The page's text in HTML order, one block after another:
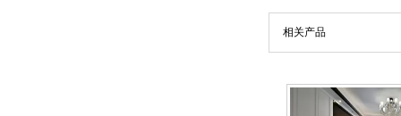
相关产品